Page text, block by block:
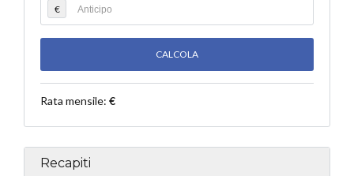
€
Rata mensile: €
Recapiti